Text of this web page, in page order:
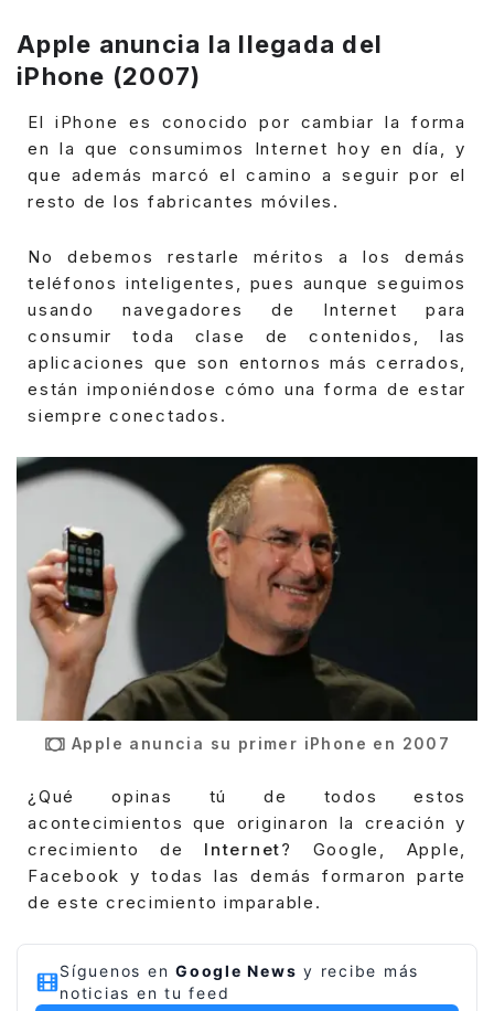
Apple anuncia la llegada del
iPhone (2007)
El iPhone es conocido por cambiar la forma
en la que consumimos Internet hoy en día, y
que además marcó el camino a seguir por el
resto de los fabricantes móviles.
No debemos restarle méritos a los demás
teléfonos inteligentes, pues aunque seguimos
usando navegadores de Internet para
consumir toda clase de contenidos, las
aplicaciones que son entornos más cerrados,
están imponiéndose cómo una forma de estar
siempre conectados.
Apple anuncia su primer iPhone en 2007
¿Qué opinas tú de todos estos
acontecimientos que originaron la creación y
crecimiento de Internet? Google, Apple,
Facebook y todas las demás formaron parte
de este crecimiento imparable.
Síguenos en Google News y recibe más
noticias en tu feed